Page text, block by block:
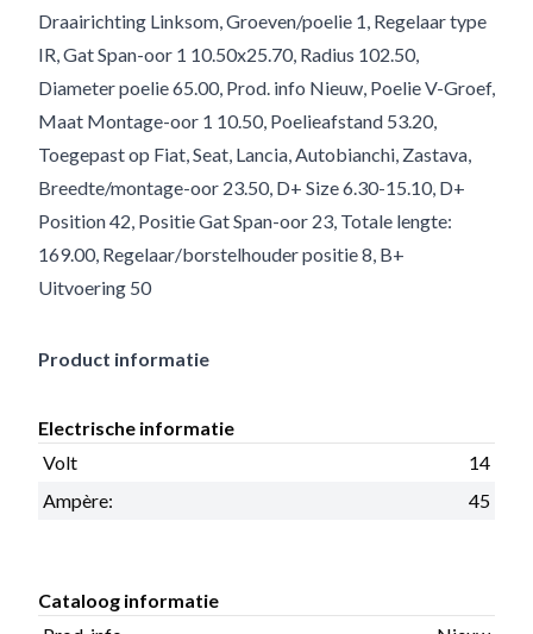
Draairichting Linksom, Groeven/poelie 1, Regelaar type
IR, Gat Span-oor 1 10.50x25.70, Radius 102.50,
Diameter poelie 65.00, Prod. info Nieuw, Poelie V-Groef,
Maat Montage-oor 1 10.50, Poelieafstand 53.20,
Toegepast op Fiat, Seat, Lancia, Autobianchi, Zastava,
Breedte/montage-oor 23.50, D+ Size 6.30-15.10, D+
Position 42, Positie Gat Span-oor 23, Totale lengte:
169.00, Regelaar/borstelhouder positie 8, B+
Uitvoering 50
Product informatie
Electrische informatie
Volt
14
Ampère:
45
Cataloog informatie